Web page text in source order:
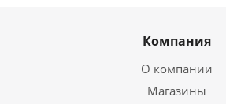
Компания
О компании
Магазины